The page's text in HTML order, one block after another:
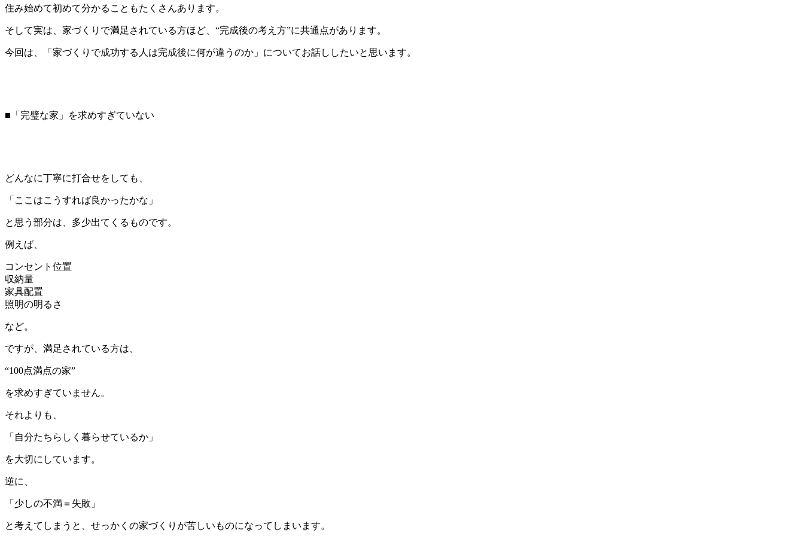
住み始めて初めて分かることもたくさんあります。
そして実は、家づくりで満足されている方ほど、“完成後の考え方”に共通点があります。
今回は、「家づくりで成功する人は完成後に何が違うのか」についてお話ししたいと思います。
■「完璧な家」を求めすぎていない
どんなに丁寧に打合せをしても、
「ここはこうすれば良かったかな」
と思う部分は、多少出てくるものです。
例えば、
コンセント位置
収納量
家具配置
照明の明るさ
など。
ですが、満足されている方は、
“100点満点の家”
を求めすぎていません。
それよりも、
「自分たちらしく暮らせているか」
を大切にしています。
逆に、
「少しの不満＝失敗」
と考えてしまうと、せっかくの家づくりが苦しいものになってしまいます。